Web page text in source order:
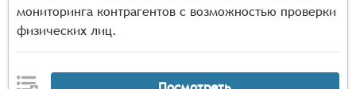
мониторинга контрагентов с возможностью проверки
физических лиц.